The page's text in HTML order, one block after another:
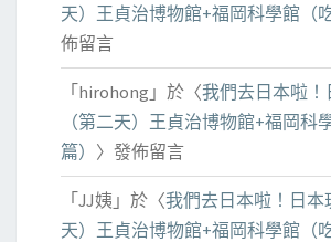
天）王貞治博物館+福岡科學館（吃
佈留言
「hirohong 」於〈我們去日本啦！
（第二天）王貞治博物館+福岡科
篇） 〉發佈留言
「JJ姨 」於〈我們去日本啦！日本
天）王貞治博物館+福岡科學館（吃